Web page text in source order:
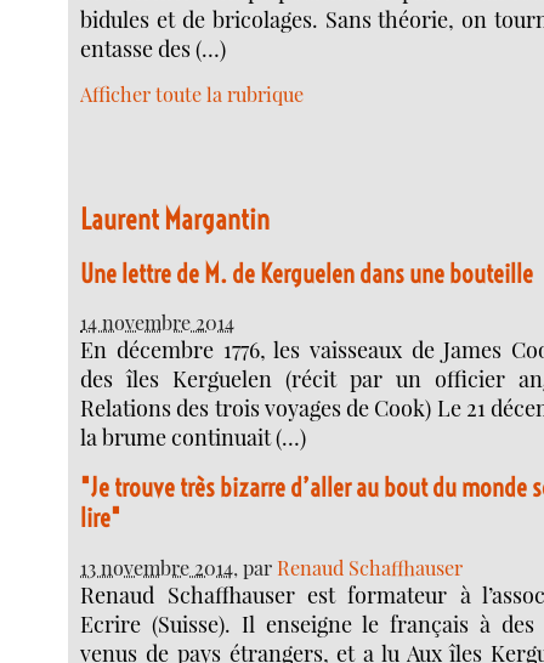
bidules et de bricolages. Sans théorie, on
entasse des (…)
Afficher toute la rubrique
Laurent Margantin
Une lettre de M. de Kerguelen dans une bouteille
14 novembre 2014
En décembre 1776, les vaisseaux de James
des îles Kerguelen (récit par un officier
Relations des trois voyages de Cook) Le 21
la brume continuait (…)
"Je trouve très bizarre d’aller au bout du monde
lire"
13 novembre 2014, par Renaud Schaffhauser
Renaud Schaffhauser est formateur à
Ecrire (Suisse). Il enseigne le français à des
venus de pays étrangers, et a lu Aux îles